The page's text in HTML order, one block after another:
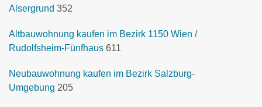
Alsergrund 352
Altbauwohnung kaufen im Bezirk 1150 Wien /
Rudolfsheim-Fünfhaus 611
Neubauwohnung kaufen im Bezirk Salzburg-
Umgebung 205